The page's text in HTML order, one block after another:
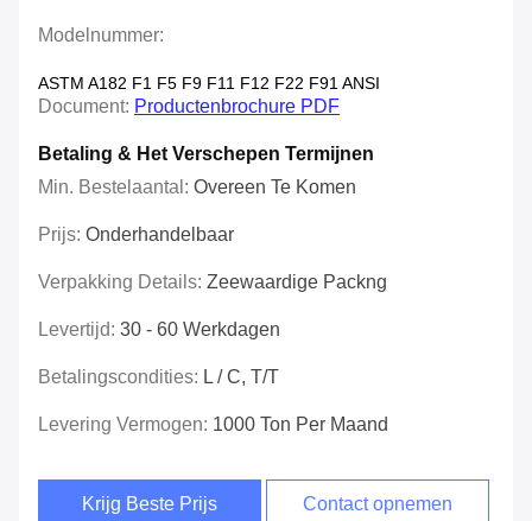
Modelnummer:
ASTM A182 F1 F5 F9 F11 F12 F22 F91 ANSI
Document: Productenbrochure PDF
Betaling & Het Verschepen Termijnen
Min. Bestelaantal: Overeen Te Komen
Prijs: Onderhandelbaar
Verpakking Details: Zeewaardige Packng
Levertijd: 30 - 60 Werkdagen
Betalingscondities: L / C, T/T
Levering Vermogen: 1000 Ton Per Maand
Krijg Beste Prijs Contact opnemen